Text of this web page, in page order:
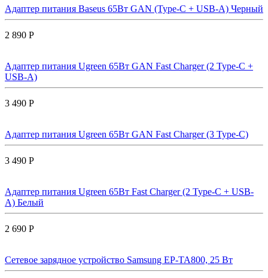
Адаптер питания Baseus 65Вт GAN (Type-C + USB-A) Черный
2 890 Р
Адаптер питания Ugreen 65Вт GAN Fast Charger (2 Type-C +
USB-A)
3 490 Р
Адаптер питания Ugreen 65Вт GAN Fast Charger (3 Type-C)
3 490 Р
Адаптер питания Ugreen 65Вт Fast Charger (2 Type-C + USB-
A) Белый
2 690 Р
Сетевое зарядное устройство Samsung EP-TA800, 25 Вт